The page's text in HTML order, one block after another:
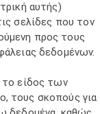
αυτής)
σελίδες που τον
προς τους
δεδομένων.
το είδος των
τους σκοπούς για